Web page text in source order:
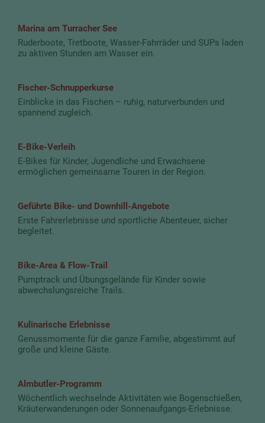
Marina am Turracher See
Ruderboote, Tretboote, Wasser-Fahrräder und SUPs laden
zu aktiven Stunden am Wasser ein.
Fischer-Schnupperkurse
Einblicke in das Fischen – ruhig, naturverbunden und
spannend zugleich.
E-Bike-Verleih
E-Bikes für Kinder, Jugendliche und Erwachsene
ermöglichen gemeinsame Touren in der Region.
Geführte Bike- und Downhill-Angebote
Erste Fahrerlebnisse und sportliche Abenteuer, sicher
begleitet.
Bike-Area & Flow-Trail
Pumptrack und Übungsgelände für Kinder sowie
abwechslungsreiche Trails.
Kulinarische Erlebnisse
Genussmomente für die ganze Familie, abgestimmt auf
große und kleine Gäste.
Almbutler-Programm
Wöchentlich wechselnde Aktivitäten wie Bogenschießen,
Kräuterwanderungen oder Sonnenaufgangs-Erlebnisse.